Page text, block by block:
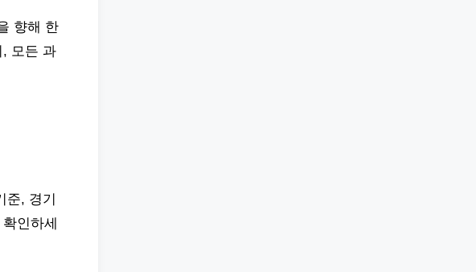
향해 한
, 모든 과
준, 경기
인하세